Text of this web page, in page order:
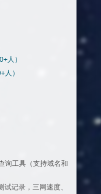
人）
人）
询工具（支持域名和
记录，三网速度、